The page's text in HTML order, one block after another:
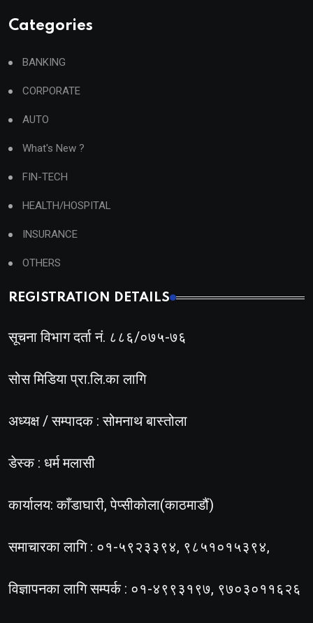
Categories
BANKING
CORPORATE
AUTO
What's New ?
FIN-TECH
HEALTH/HOSPITAL
INSURANCE
OTHERS
REGISTRATION DETAILS
सूचना विभाग दर्ता नं. ८८६/०७५-७६
सोस मिडिया प्रा.लि.का लागि
अध्यक्ष / सम्पादक : सोमनाथ बास्तोला
डेस्क : धर्म मलासी
कार्यालय: काँडाघारी, पेप्सीकोला(काठमाडौं)
समाचारका लागि : ०१-५९२३३९४, ९८५१०१५३९४,
विज्ञापनका लागि सम्पर्क : ०१-४९९३१९७, ९७०३०११६२६